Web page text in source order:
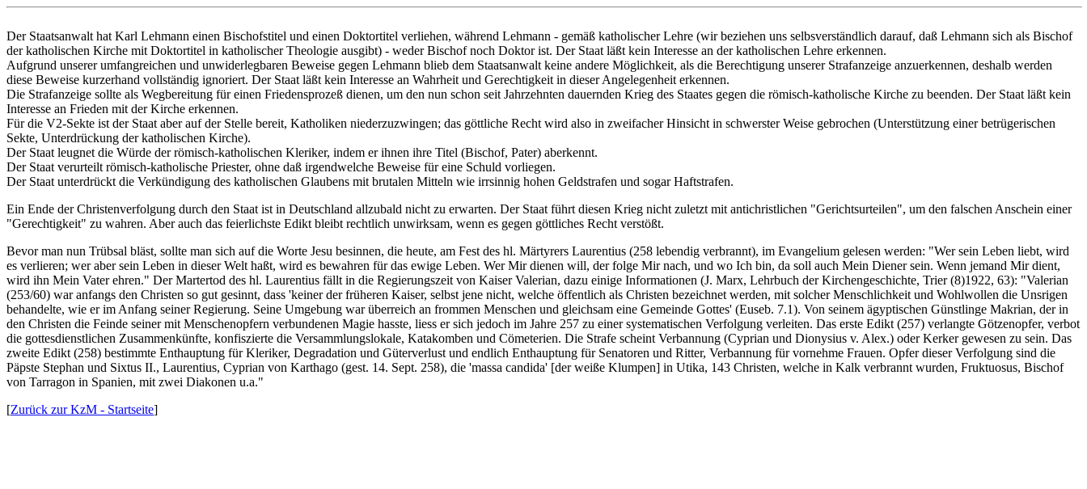
Der Staatsanwalt hat Karl Lehmann einen Bischofstitel und einen Doktortitel verliehen, während Lehmann - gemäß katholischer Lehre (wir beziehen uns selbsverständlich darauf, daß Lehmann sich als Bischof
der katholischen Kirche mit Doktortitel in katholischer Theologie ausgibt) - weder Bischof noch Doktor ist. Der Staat läßt kein Interesse an der katholischen Lehre erkennen.
Aufgrund unserer umfangreichen und unwiderlegbaren Beweise gegen Lehmann blieb dem Staatsanwalt keine andere Möglichkeit, als die Berechtigung unserer Strafanzeige anzuerkennen, deshalb werden
diese Beweise kurzerhand vollständig ignoriert. Der Staat läßt kein Interesse an Wahrheit und Gerechtigkeit in dieser Angelegenheit erkennen.
Die Strafanzeige sollte als Wegbereitung für einen Friedensprozeß dienen, um den nun schon seit Jahrzehnten dauernden Krieg des Staates gegen die römisch-katholische Kirche zu beenden. Der Staat läßt kein
Interesse an Frieden mit der Kirche erkennen.
Für die V2-Sekte ist der Staat aber auf der Stelle bereit, Katholiken niederzuzwingen; das göttliche Recht wird also in zweifacher Hinsicht in schwerster Weise gebrochen (Unterstützung einer betrügerischen
Sekte, Unterdrückung der katholischen Kirche).
Der Staat leugnet die Würde der römisch-katholischen Kleriker, indem er ihnen ihre Titel (Bischof, Pater) aberkennt.
Der Staat verurteilt römisch-katholische Priester, ohne daß irgendwelche Beweise für eine Schuld vorliegen.
Der Staat unterdrückt die Verkündigung des katholischen Glaubens mit brutalen Mitteln wie irrsinnig hohen Geldstrafen und sogar Haftstrafen.
Ein Ende der Christenverfolgung durch den Staat ist in Deutschland allzubald nicht zu erwarten. Der Staat führt diesen Krieg nicht zuletzt mit antichristlichen "Gerichtsurteilen", um den falschen Anschein einer
"Gerechtigkeit" zu wahren. Aber auch das feierlichste Edikt bleibt rechtlich unwirksam, wenn es gegen göttliches Recht verstößt.
Bevor man nun Trübsal bläst, sollte man sich auf die Worte Jesu besinnen, die heute, am Fest des hl. Märtyrers Laurentius (258 lebendig verbrannt), im Evangelium gelesen werden: "Wer sein Leben liebt, wird
es verlieren; wer aber sein Leben in dieser Welt haßt, wird es bewahren für das ewige Leben. Wer Mir dienen will, der folge Mir nach, und wo Ich bin, da soll auch Mein Diener sein. Wenn jemand Mir dient,
wird ihn Mein Vater ehren." Der Martertod des hl. Laurentius fällt in die Regierungszeit von Kaiser Valerian, dazu einige Informationen (J. Marx, Lehrbuch der Kirchengeschichte, Trier (8)1922, 63): "Valerian
(253/60) war anfangs den Christen so gut gesinnt, dass 'keiner der früheren Kaiser, selbst jene nicht, welche öffentlich als Christen bezeichnet werden, mit solcher Menschlichkeit und Wohlwollen die Unsrigen
behandelte, wie er im Anfang seiner Regierung. Seine Umgebung war überreich an frommen Menschen und gleichsam eine Gemeinde Gottes' (Euseb. 7.1). Von seinem ägyptischen Günstlinge Makrian, der in
den Christen die Feinde seiner mit Menschenopfern verbundenen Magie hasste, liess er sich jedoch im Jahre 257 zu einer systematischen Verfolgung verleiten. Das erste Edikt (257) verlangte Götzenopfer, verbot
die gottesdienstlichen Zusammenkünfte, konfiszierte die Versammlungslokale, Katakomben und Cömeterien. Die Strafe scheint Verbannung (Cyprian und Dionysius v. Alex.) oder Kerker gewesen zu sein. Das
zweite Edikt (258) bestimmte Enthauptung für Kleriker, Degradation und Güterverlust und endlich Enthauptung für Senatoren und Ritter, Verbannung für vornehme Frauen. Opfer dieser Verfolgung sind die
Päpste Stephan und Sixtus II., Laurentius, Cyprian von Karthago (gest. 14. Sept. 258), die 'massa candida' [der weiße Klumpen] in Utika, 143 Christen, welche in Kalk verbrannt wurden, Fruktuosus, Bischof
von Tarragon in Spanien, mit zwei Diakonen u.a."
[Zurück zur KzM - Startseite]